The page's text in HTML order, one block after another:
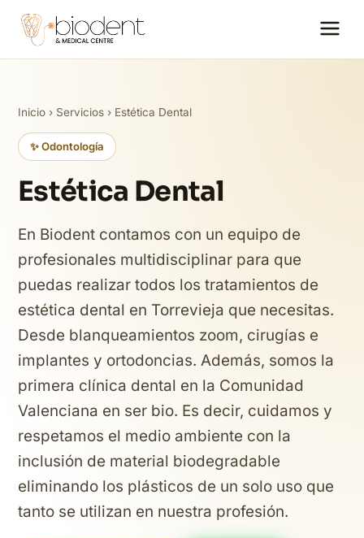
Inicio › Servicios › Estética Dental
✨ Odontología
Estética Dental
En Biodent contamos con un equipo de
profesionales multidisciplinar para que
puedas realizar todos los tratamientos de
estética dental en Torrevieja que necesitas.
Desde blanqueamientos zoom, cirugías e
implantes y ortodoncias. Además, somos la
primera clínica dental en la Comunidad
Valenciana en ser bio. Es decir, cuidamos y
respetamos el medio ambiente con la
inclusión de material biodegradable
eliminando los plásticos de un solo uso que
tanto se utilizan en nuestra profesión.